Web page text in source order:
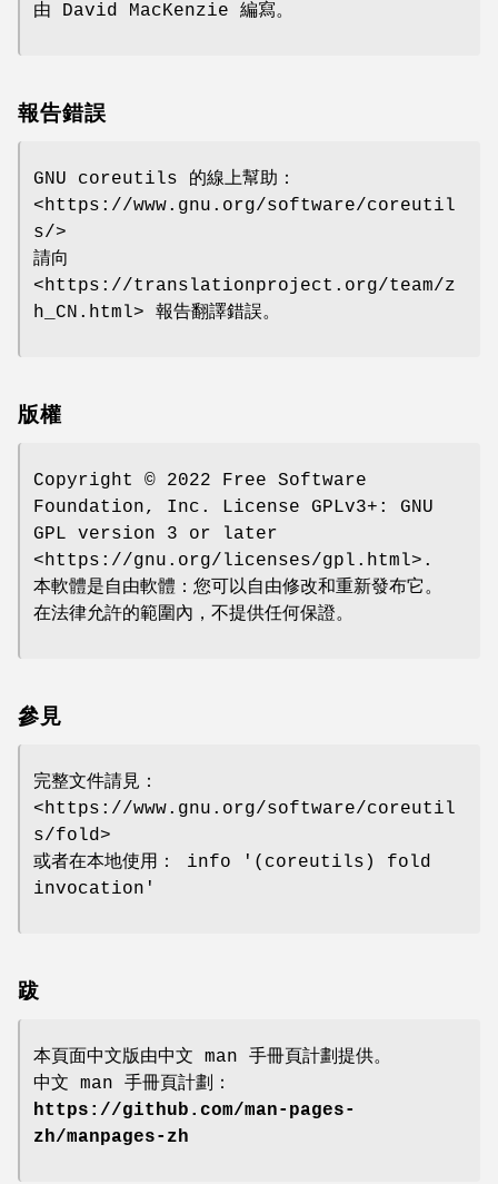
由 David MacKenzie 編寫。
報告錯誤
GNU coreutils 的線上幫助：
<https://www.gnu.org/software/coreutil
s/>
請向
<https://translationproject.org/team/z
h_CN.html> 報告翻譯錯誤。
版權
Copyright © 2022 Free Software
Foundation, Inc. License GPLv3+: GNU
GPL version 3 or later
<https://gnu.org/licenses/gpl.html>.
本軟體是自由軟體：您可以自由修改和重新發布它。
在法律允許的範圍內，不提供任何保證。
參見
完整文件請見：
<https://www.gnu.org/software/coreutil
s/fold>
或者在本地使用： info '(coreutils) fold
invocation'
跋
本頁面中文版由中文 man 手冊頁計劃提供。
中文 man 手冊頁計劃：
https://github.com/man-pages-
zh/manpages-zh